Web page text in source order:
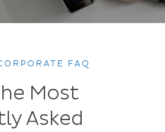
FAQ
Most
Asked